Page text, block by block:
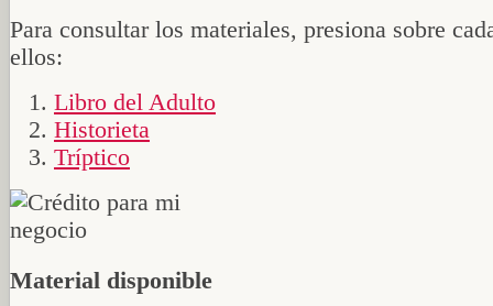
Para consultar los materiales, presiona sobre
ellos:
Libro del Adulto
Historieta
Tríptico
Material disponible